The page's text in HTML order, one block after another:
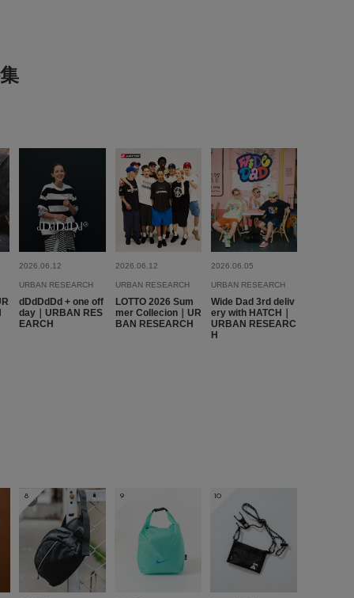
:26.5cm 男性 身長:
171～175cm
ライベート,冠婚葬祭,仕事 サイズ感
:ちょうど良い
重さ:軽い
でも良し。
参考になった 0 Like! 0
2026.06.12
URBAN RESEARCH
dDdDdDd + one off
day｜URBAN RES
EARCH
2026.06.12
URBAN RESEARCH
LOTTO 2026 Sum
mer Collecion｜UR
BAN RESEARCH
2026.06.05
URBAN RESEARCH
Wide Dad 3rd deliv
ery with HATCH｜
URBAN RESEARC
H
8 9 10